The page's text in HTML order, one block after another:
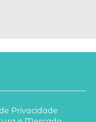
Privacidade